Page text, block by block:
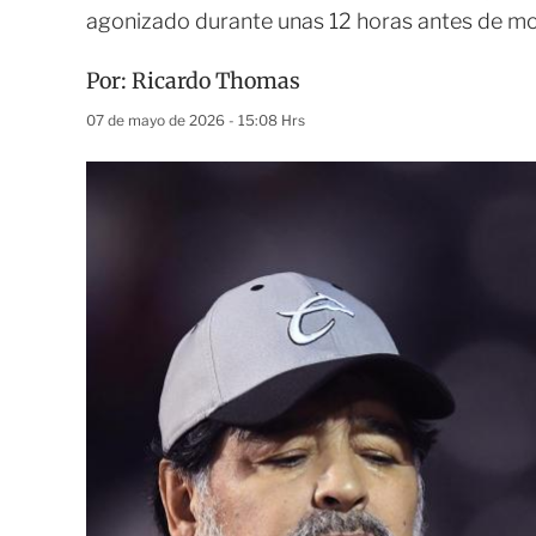
agonizado durante unas 12 horas antes de
Por: Ricardo Thomas
07 de mayo de 2026 - 15:08 Hrs